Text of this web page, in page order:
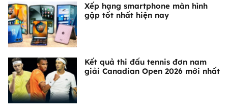
Xếp hạng smartphone màn hình
gập tốt nhất hiện nay
Kết quả thi đấu tennis đơn nam
giải Canadian Open 2026 mới nhất